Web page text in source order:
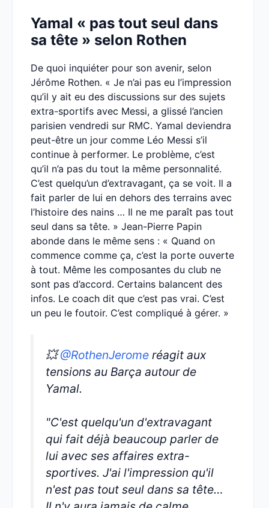
Yamal « pas tout seul dans
sa tête » selon Rothen
De quoi inquiéter pour son avenir, selon
Jérôme Rothen. « Je n’ai pas eu l’impression
qu’il y ait eu des discussions sur des sujets
extra-sportifs avec Messi, a glissé l’ancien
parisien vendredi sur RMC. Yamal deviendra
peut-être un jour comme Léo Messi s’il
continue à performer. Le problème, c’est
qu’il n’a pas du tout la même personnalité.
C’est quelqu’un d’extravagant, ça se voit. Il a
fait parler de lui en dehors des terrains avec
l’histoire des nains … Il ne me paraît pas tout
seul dans sa tête. » Jean-Pierre Papin
abonde dans le même sens : « Quand on
commence comme ça, c’est la porte ouverte
à tout. Même les composantes du club ne
sont pas d’accord. Certains balancent des
infos. Le coach dit que c’est pas vrai. C’est
un peu le foutoir. C’est compliqué à gérer. »
💥@RothenJerome réagit aux
tensions au Barça autour de
Yamal.
"C'est quelqu'un d'extravagant
qui fait déjà beaucoup parler de
lui avec ses affaires extra-
sportives. J'ai l'impression qu'il
n'est pas tout seul dans sa tête…